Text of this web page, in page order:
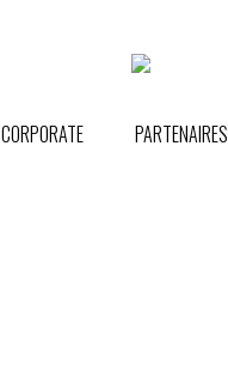
CORPORATE PARTENAIRES